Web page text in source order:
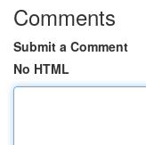
Comments
Submit a Comment
No HTML